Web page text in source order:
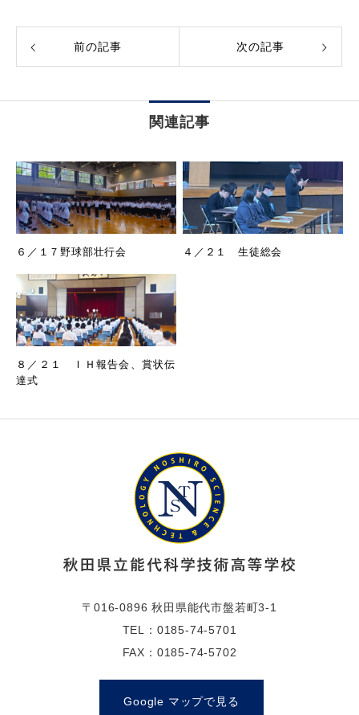
前の記事 次の記事
関連記事
６／１７野球部壮行会 ４／２１ 生徒総会
８／２１ ＩＨ報告会、賞状伝
達式
〒016-0896 秋田県能代市盤若町3-1
TEL：0185-74-5701
FAX：0185-74-5702
Google マップで見る